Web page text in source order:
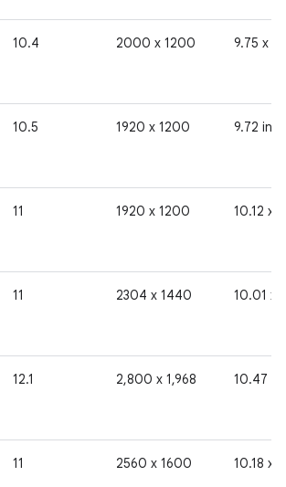
10.4 2000 x 1200 9.75 x
10.5 1920 x 1200 9.72 in
11 1920 x 1200 10.12 x
11 2304 x 1440 10.01 x
12.1 2,800 x 1,968 10.47 x
11 2560 x 1600 10.18 x